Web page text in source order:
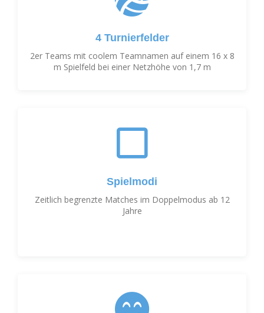
4 Turnierfelder
2er Teams mit coolem Teamnamen auf einem 16 x 8
m Spielfeld bei einer Netzhöhe von 1,7 m
Spielmodi
Zeitlich begrenzte Matches im Doppelmodus ab 12
Jahre